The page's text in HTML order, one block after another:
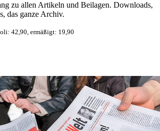
zu allen Artikeln und Beilagen. Downloads,
das ganze Archiv.
42,90, ermäßigt: 19,90